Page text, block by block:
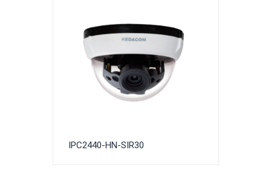
IPC2440-HN-SIR30